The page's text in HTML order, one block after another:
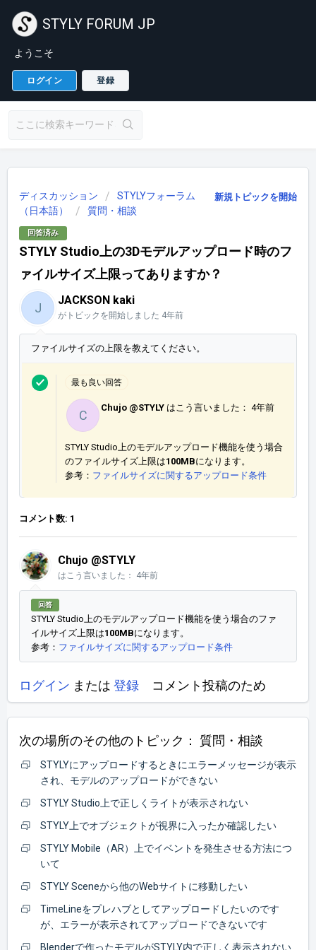
STYLY FORUM JP
ようこそ
ログイン 登録
新規トピックを開始
ディスカッション
STYLYフォーラム
（日本語）
質問・相談
回答済み
STYLY Studio上の3Dモデルアップロード時のフ
ァイルサイズ上限ってありますか？
J
JACKSON kaki
がトピックを開始しました 4年前
ファイルサイズの上限を教えてください。
最も良い回答
C
Chujo @STYLY はこう言いました： 4年前
STYLY Studio上のモデルアップロード機能を使う場合
のファイルサイズ上限は100MBになります。
参考： ファイルサイズに関するアップロード条件
コメント数: 1
Chujo @STYLY
はこう言いました： 4年前
回答
STYLY Studio上のモデルアップロード機能を使う場合のファ
イルサイズ上限は100MBになります。
参考： ファイルサイズに関するアップロード条件
ログイン または 登録 コメント投稿のため
次の場所のその他のトピック： 質問・相談
STYLYにアップロードするときにエラーメッセージが表示
され、モデルのアップロードができない
STYLY Studio上で正しくライトが表示されない
STYLY上でオブジェクトが視界に入ったか確認したい
STYLY Mobile（AR）上でイベントを発生させる方法につ
いて
STYLY Sceneから他のWebサイトに移動したい
TimeLineをプレハブとしてアップロードしたいのです
が、エラーが表示されてアップロードできないです
Blenderで作ったモデルがSTYLY内で正しく表示されない